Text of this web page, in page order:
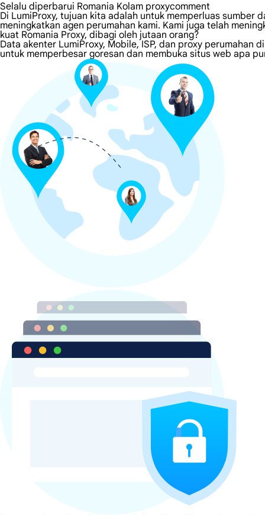
Selalu diperbarui Romania Kolam proxycomment
Di LumiProxy, tujuan kita adalah untuk memperluas sumber
meningkatkan agen perumahan kami. Kami juga telah
kuat Romania Proxy, dibagi oleh jutaan orang?
Data akenter LumiProxy, Mobile, ISP, dan proxy perumahan
untuk memperbesar goresan dan membuka situs web apa